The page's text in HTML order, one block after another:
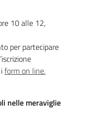
10 alle 12,
per partecipare
form on line.
nelle meraviglie